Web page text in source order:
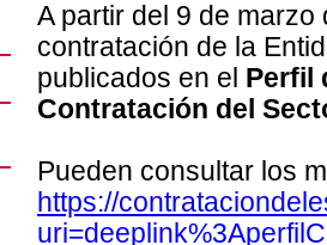
A partir del 9 de
contratación de la
publicados en el Perfil
Contratación del
Pueden consultar los
https://